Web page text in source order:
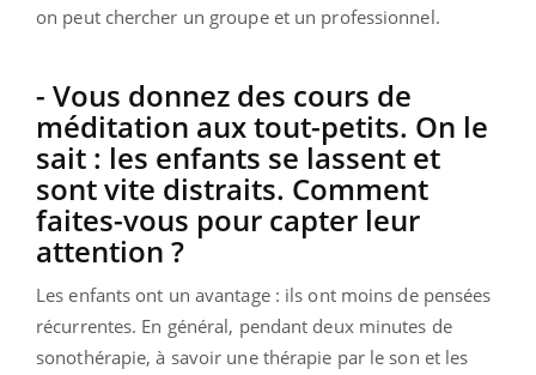
on peut chercher un groupe et un professionnel.
- Vous donnez des cours de
méditation aux tout-petits. On le
sait : les enfants se lassent et
sont vite distraits. Comment
faites-vous pour capter leur
attention ?
Les enfants ont un avantage : ils ont moins de pensées
récurrentes. En général, pendant deux minutes de
sonothérapie, à savoir une thérapie par le son et les